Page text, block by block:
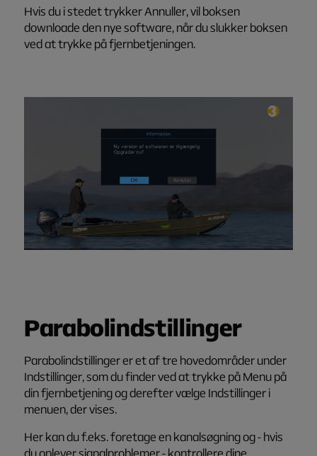
Hvis du i stedet trykkerAnnuller, vil boksen
downloade den nye software, når du slukker boksen
ved at trykke på fjernbetjeningen.
Parabolindstillinger
Parabolindstillinger er et af tre hovedområder under
Indstillinger, som du finder ved at trykke påMenupå
din fjernbetjening og derefter vælge Indstillingeri
menuen, der vises.
Her kan du f.eks. foretage en kanalsøgning og - hvis
du oplever signalproblemer - kontrollere dine